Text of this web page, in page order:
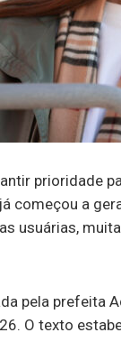
prioridade
começou a
usuárias,
pela prefeita
O texto